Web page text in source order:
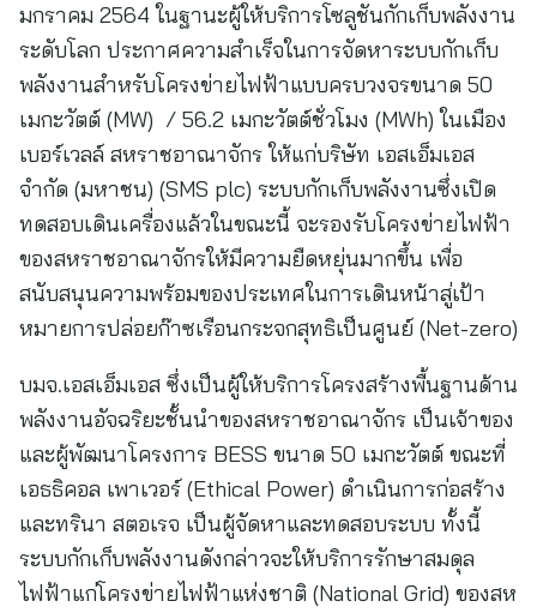
มกราคม 2564 ในฐานะผู้ให้บริการโซลูชันกักเก็บพลังงาน
ระดับโลก ประกาศความสำเร็จในการจัดหาระบบกักเก็บ
พลังงานสำหรับโครงข่ายไฟฟ้าแบบครบวงจรขนาด 50
เมกะวัตต์ (MW) / 56.2 เมกะวัตต์ชั่วโมง (MWh) ในเมือง
เบอร์เวลล์ สหราชอาณาจักร ให้แก่บริษัท เอสเอ็มเอส
จำกัด (มหาชน) (SMS plc) ระบบกักเก็บพลังงานซึ่งเปิด
ทดสอบเดินเครื่องแล้วในขณะนี้ จะรองรับโครงข่ายไฟฟ้า
ของสหราชอาณาจักรให้มีความยืดหยุ่นมากขึ้น เพื่อ
สนับสนุนความพร้อมของประเทศในการเดินหน้าสู่เป้า
หมายการปล่อยก๊าซเรือนกระจกสุทธิเป็นศูนย์ (Net-zero)
บมจ.เอสเอ็มเอส ซึ่งเป็นผู้ให้บริการโครงสร้างพื้นฐานด้าน
พลังงานอัจฉริยะชั้นนำของสหราชอาณาจักร เป็นเจ้าของ
และผู้พัฒนาโครงการ BESS ขนาด 50 เมกะวัตต์ ขณะที่
เอธธิคอล เพาเวอร์ (Ethical Power) ดำเนินการก่อสร้าง
และทรินา สตอเรจ เป็นผู้จัดหาและทดสอบระบบ ทั้งนี้
ระบบกักเก็บพลังงานดังกล่าวจะให้บริการรักษาสมดุล
ไฟฟ้าแก่โครงข่ายไฟฟ้าแห่งชาติ (National Grid) ของสห